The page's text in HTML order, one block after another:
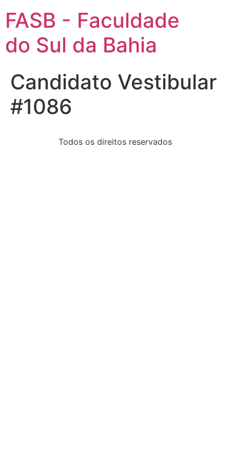
FASB - Faculdade
do Sul da Bahia
Candidato Vestibular
#1086
Todos os direitos reservados